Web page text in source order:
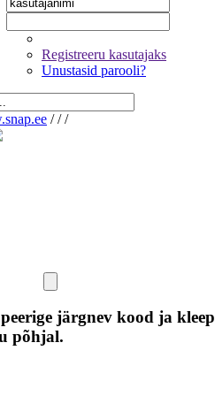
Registreeru kasutajaks
Unustasid parooli?
/ / /
järgnev kood ja
põhjal.